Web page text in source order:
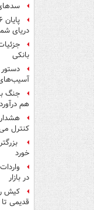
دریای
بانکی
جنگ
هم درآورد
هشدار
کنترل
خورد
در بازار
کیش
قدیمی